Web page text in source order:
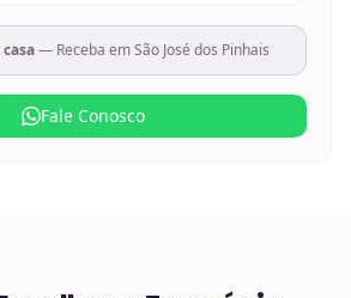
— Receba emSão José dos Pinhais
Fale Conosco